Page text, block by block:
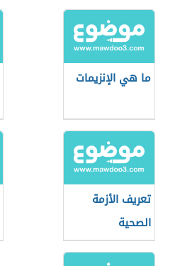
ما هي الإنزيمات
تعريف الأزمة
الصحية